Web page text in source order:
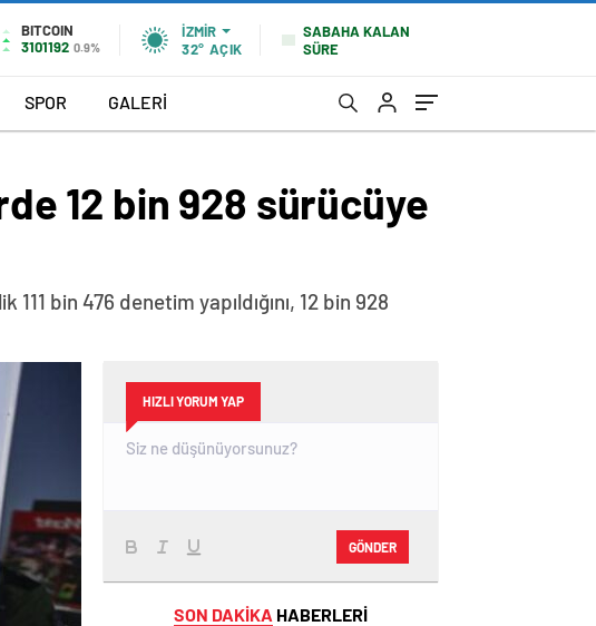
BITCOIN
3101192 0.9%
İZMIR
32° AÇIK
SABAHA KALAN
SÜRE
SPOR GALERİ
12 bin 928 sürücüye
bin 476 denetim yapıldığını, 12 bin 928
HIZLI YORUM YAP
GÖNDER
SON DAKİKA HABERLERİ